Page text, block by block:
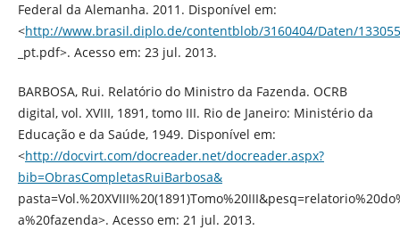
Federal da Alemanha. 2011. Disponível em:
<http://www.brasil.diplo.de/contentblob/3160404/Daten/
_pt.pdf>. Acesso em: 23 jul. 2013.
BARBOSA, Rui. Relatório do Ministro da Fazenda. OCRB
digital, vol. XVIII, 1891, tomo III. Rio de Janeiro: Ministério da
Educação e da Saúde, 1949. Disponível em:
<http://docvirt.com/docreader.net/docreader.aspx?
bib=ObrasCompletasRuiBarbosa&
a%20fazenda>. Acesso em: 21 jul. 2013.